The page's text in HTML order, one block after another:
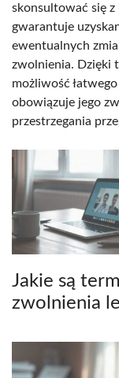
skonsultować się z
gwarantuje
ewentualnych
zwolnienia. Dzięki
możliwość
obowiązuje jego
przestrzegania
Jakie są
zwolnienia